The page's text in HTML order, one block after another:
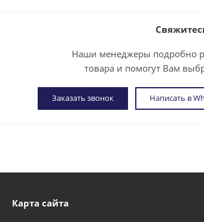
Наши менеджеры подробно
товара и помогут Вам
Заказать звонок Написать в
Карта сайта